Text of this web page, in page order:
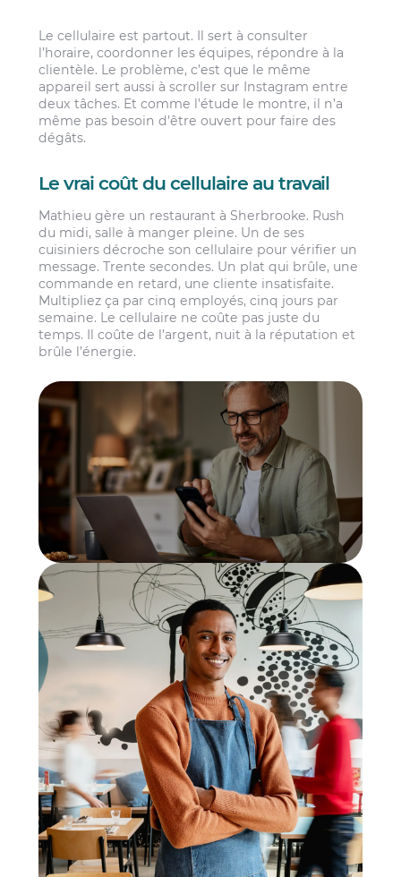
Le cellulaire est partout. Il sert à consulter
l’horaire, coordonner les équipes, répondre à la
clientèle. Le problème, c’est que le même
appareil sert aussi à scroller sur Instagram entre
deux tâches. Et comme l’étude le montre, il n’a
même pas besoin d’être ouvert pour faire des
dégâts.
Le vrai coût du cellulaire au travail
Mathieu gère un restaurant à Sherbrooke. Rush
du midi, salle à manger pleine. Un de ses
cuisiniers décroche son cellulaire pour vérifier un
message. Trente secondes. Un plat qui brûle, une
commande en retard, une cliente insatisfaite.
Multipliez ça par cinq employés, cinq jours par
semaine. Le cellulaire ne coûte pas juste du
temps. Il coûte de l’argent, nuit à la réputation et
brûle l’énergie.